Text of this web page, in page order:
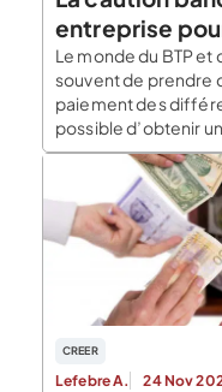
entreprise
Le monde du BTP et
souvent de prendre
paiement des
possible d’obtenir
une entreprise pour
de la caution
chantier Les
CREER
Lefebre A. 24 Nov